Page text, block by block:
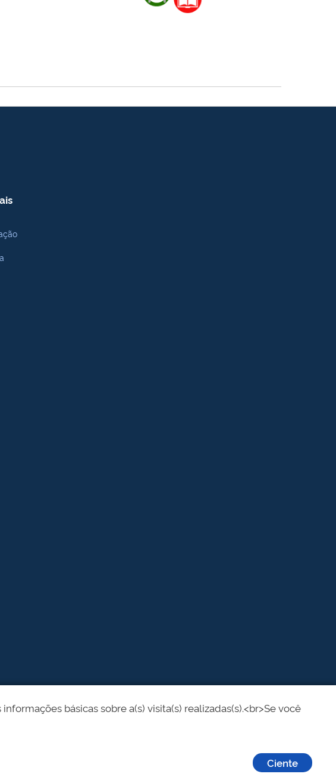
básicas sobre a(s) visita(s) realizadas(s).<br>Se você
Ciente